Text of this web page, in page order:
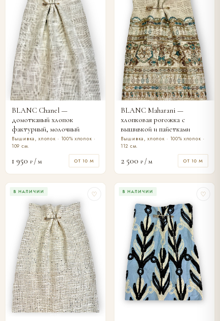
BLANC Chanel —
домотканый хлопок
фактурный, молочный
Вышивка, хлопок · 100% хлопок ·
109 см.
1 950 ₽ / м ОТ 10 М
BLANC Maharani —
хлопковая рогожка с
вышивкой и пайетками
Вышивка, хлопок · 100% хлопок ·
112 см.
2 500 ₽ / м ОТ 10 М
В НАЛИЧИИ ♡ В НАЛИЧИИ ♡